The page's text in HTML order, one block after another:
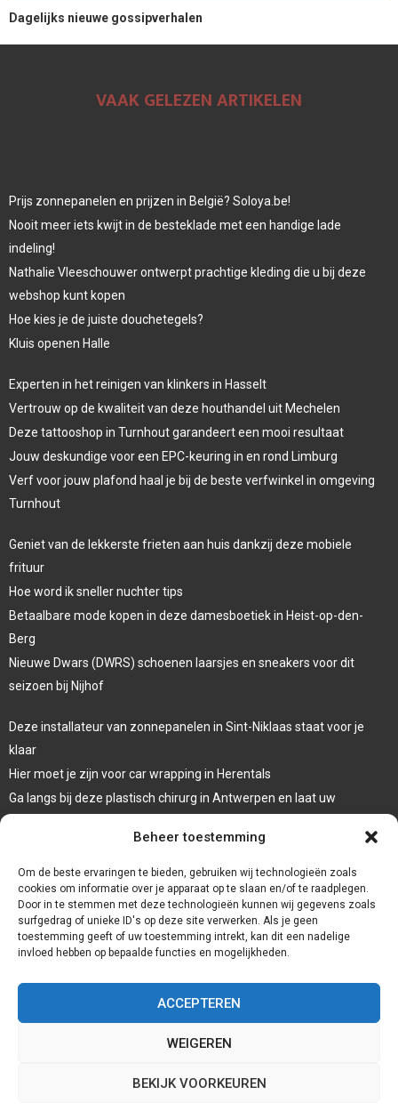
Beheer toestemming
Om de beste ervaringen te bieden, gebruiken wij technologieën zoals
cookies om informatie over je apparaat op te slaan en/of te raadplegen.
Door in te stemmen met deze technologieën kunnen wij gegevens zoals
surfgedrag of unieke ID's op deze site verwerken. Als je geen
toestemming geeft of uw toestemming intrekt, kan dit een nadelige
invloed hebben op bepaalde functies en mogelijkheden.
ACCEPTEREN
WEIGEREN
BEKIJK VOORKEUREN
Dagelijks nieuwe gossipverhalen
VAAK GELEZEN ARTIKELEN
Prijs zonnepanelen en prijzen in België? Soloya.be!
Nooit meer iets kwijt in de besteklade met een handige lade
indeling!
Nathalie Vleeschouwer ontwerpt prachtige kleding die u bij deze
webshop kunt kopen
Hoe kies je de juiste douchetegels?
Kluis openen Halle
Experten in het reinigen van klinkers in Hasselt
Vertrouw op de kwaliteit van deze houthandel uit Mechelen
Deze tattooshop in Turnhout garandeert een mooi resultaat
Jouw deskundige voor een EPC-keuring in en rond Limburg
Verf voor jouw plafond haal je bij de beste verfwinkel in omgeving
Turnhout
Geniet van de lekkerste frieten aan huis dankzij deze mobiele
frituur
Hoe word ik sneller nuchter tips
Betaalbare mode kopen in deze damesboetiek in Heist-op-den-
Berg
Nieuwe Dwars (DWRS) schoenen laarsjes en sneakers voor dit
seizoen bij Nijhof
Deze installateur van zonnepanelen in Sint-Niklaas staat voor je
klaar
Hier moet je zijn voor car wrapping in Herentals
Ga langs bij deze plastisch chirurg in Antwerpen en laat uw
Laat een systeemdiagnose uitvoeren bij deze garage in Dessel